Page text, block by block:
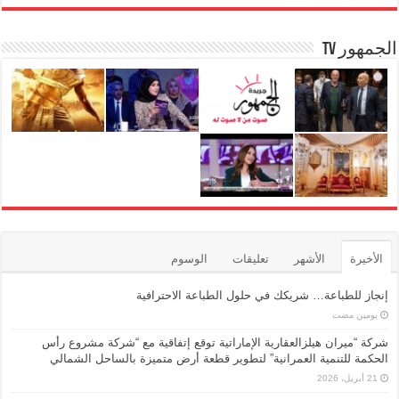
k
الجمهور TV
الأخيرة الأشهر تعليقات الوسوم
إنجاز للطباعة… شريكك في حلول الطباعة الاحترافية
‏يومين مضت
شركة “ميران هيلزالعقارية الإماراتية توقع إتفاقية مع “شركة مشروع رأس
الحكمة للتنمية العمرانية” لتطوير قطعة أرض متميزة بالساحل الشمالي
21 أبريل، 2026